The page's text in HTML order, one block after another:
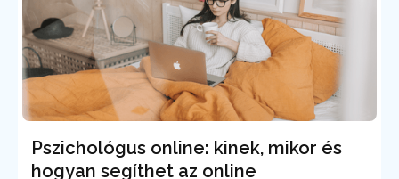
Pszichológus online: kinek, mikor és
hogyan segíthet az online